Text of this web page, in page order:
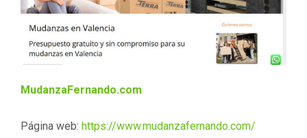
MudanzaFernando.com
Página web: https://www.mudanzafernando.com/